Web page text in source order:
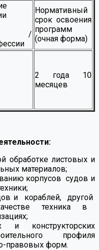
/
Нормативный
срок освоения
программ
(очная форма)
2 года 10
месяцев
обработке листовых и
материалов;
корпусов судов и
и кораблей, другой
техника в
и конструкторских
профиля
правовых форм.